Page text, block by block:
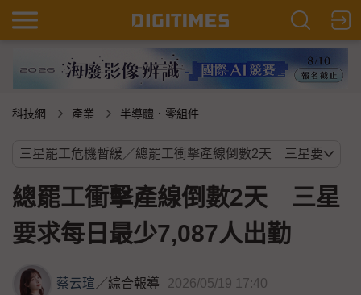
科技網 產業 半導體．零組件
總罷工衝擊產線倒數2天 三星
要求每日最少7,087人出勤
蔡云瑄／綜合報導 2026/05/19 17:40